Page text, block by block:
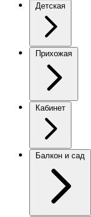
Детская
Прихожая
Кабинет
Балкон и сад